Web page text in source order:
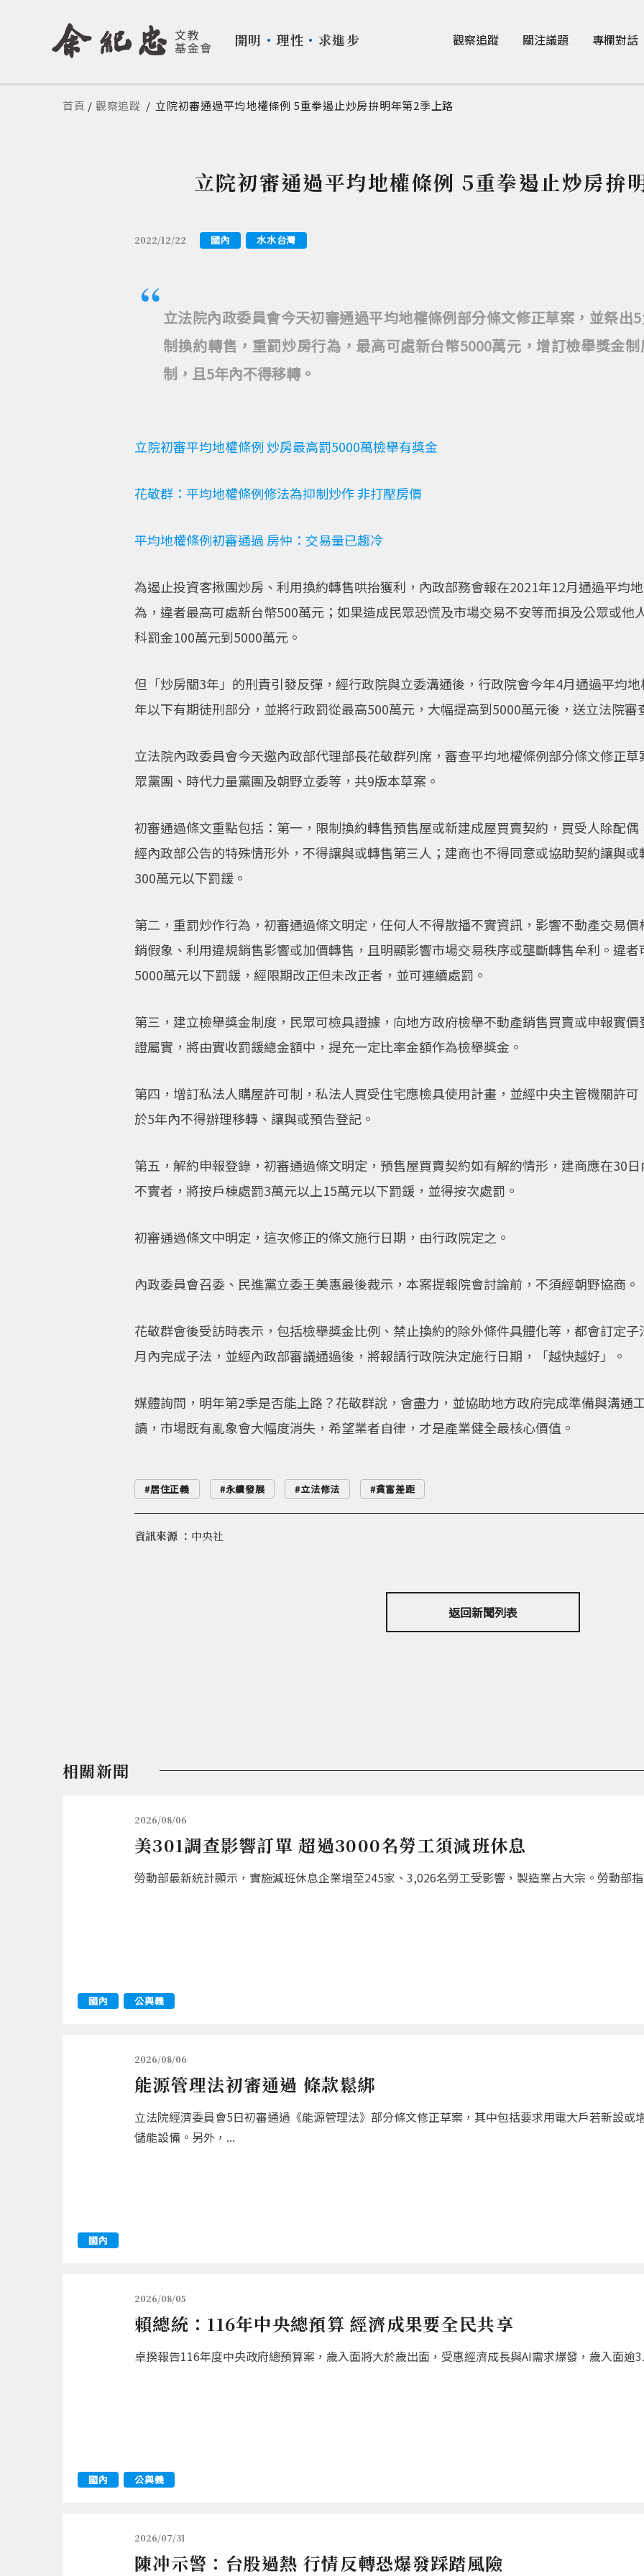
開明 ・ 理性 ・ 求進步 觀察追蹤 關注議題 專欄對話
您在這裡
首頁 / 觀察追蹤 / 立院初審通過平均地權條例 5重拳遏止炒房拚明年第2季上路
立院初審通過平均地權條例 5重拳遏止炒房拚
2022/12/22 國內 水水台灣
立法院內政委員會今天初審通過平均地權條例部分條文修正草案，並祭出
制換約轉售，重罰炒房行為，最高可處新台幣5000萬元，增訂檢舉獎金
制，且5年內不得移轉。
立院初審平均地權條例 炒房最高罰5000萬檢舉有獎金
花敬群：平均地權條例修法為抑制炒作 非打壓房價
平均地權條例初審通過 房仲：交易量已趨冷
為遏止投資客揪團炒房、利用換約轉售哄抬獲利，內政部務會報在2021年12月通過平均
為，違者最高可處新台幣500萬元；如果造成民眾恐慌及市場交易不安等而損及公眾或他
科罰金100萬元到5000萬元。
但「炒房關3年」的刑責引發反彈，經行政院與立委溝通後，行政院會今年4月通過平均
年以下有期徒刑部分，並將行政罰從最高500萬元，大幅提高到5000萬元後，送立法院審
立法院內政委員會今天邀內政部代理部長花敬群列席，審查平均地權條例部分條文修正
眾黨團、時代力量黨團及朝野立委等，共9版本草案。
初審通過條文重點包括：第一，限制換約轉售預售屋或新建成屋買賣契約，買受人除配
經內政部公告的特殊情形外，不得讓與或轉售第三人；建商也不得同意或協助契約讓與
300萬元以下罰鍰。
第二，重罰炒作行為，初審通過條文明定，任何人不得散播不實資訊，影響不動產交易
銷假象、利用違規銷售影響或加價轉售，且明顯影響市場交易秩序或壟斷轉售牟利。違
5000萬元以下罰鍰，經限期改正但未改正者，並可連續處罰。
第三，建立檢舉獎金制度，民眾可檢具證據，向地方政府檢舉不動產銷售買賣或申報實
證屬實，將由實收罰鍰總金額中，提充一定比率金額作為檢舉獎金。
第四，增訂私法人購屋許可制，私法人買受住宅應檢具使用計畫，並經中央主管機關許
於5年內不得辦理移轉、讓與或預告登記。
第五，解約申報登錄，初審通過條文明定，預售屋買賣契約如有解約情形，建商應在30
不實者，將按戶棟處罰3萬元以上15萬元以下罰鍰，並得按次處罰。
初審通過條文中明定，這次修正的條文施行日期，由行政院定之。
內政委員會召委、民進黨立委王美惠最後裁示，本案提報院會討論前，不須經朝野協商。
花敬群會後受訪時表示，包括檢舉獎金比例、禁止換約的除外條件具體化等，都會訂定
月內完成子法，並經內政部審議通過後，將報請行政院決定施行日期，「越快越好」。
媒體詢問，明年第2季是否能上路？花敬群說，會盡力，並協助地方政府完成準備與溝通
讀，市場既有亂象會大幅度消失，希望業者自律，才是產業健全最核心價值。
居住正義 永續發展 立法修法 貧富差距
資訊來源 ： 中央社
返回新聞列表
相關新聞
2026/08/06
美301調查影響訂單 超過3000名勞工須減班休息
勞動部最新統計顯示，實施減班休息企業增至245家、3,026名勞工受影響，製造業占大宗。勞動部
國內 公與義
2026/08/06
能源管理法初審通過 條款鬆綁
立法院經濟委員會5日初審通過《能源管理法》部分條文修正草案，其中包括要求用電大戶若新設或
儲能設備。另外，...
國內
2026/08/05
賴總統：116年中央總預算 經濟成果要全民共享
卓揆報告116年度中央政府總預算案，歲入面將大於歲出面，受惠經濟成長與AI需求爆發，歲入面逾
國內 公與義
2026/07/31
陳冲示警：台股過熱 行情反轉恐爆發踩踏風險